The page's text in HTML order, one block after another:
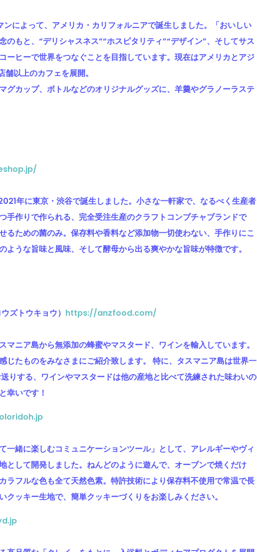
によって、アメリカ・カリフォルニアで誕生しました。「おいしい
のもと、“デリシャスネス”“ホスピタリティ”“デザイン”、そしてサス
ーヒーで世界をつなぐことを目指しています。現在はアメリカとアジ
以上のカフェを展開。
グカップ、ボトルなどのオリジナルグッズに、羊羹やグラノーラステ
に東京・渋谷で誕生しました。小さな一軒家で、なるべく生産者
手作りで作られる、完全受注生産のクラフトコンブチャブランドで
るための菌のみ。保存料や香料など添加物一切使わない、手作りにこ
うな旨味と風味、そして酵母から出る爽やかな旨味が特徴です。
ズトウキョウ） https://anzfood.com/
ニア島から無添加の蜂蜜やマスタード、ワインを輸入しています。
じたものをみなさまにご紹介致します。 特に、タスマニア島は世界一
りする、ワインやマスタードは他の産地と比べて洗練された味わいの
幸いです！
一緒に楽しむコミュニケーションツール」として、アレルギーやヴィ
として開発しました。ねんどのように遊んで、オーブンで焼くだけ
ラフルな色も全て天然色素。特許技術により保存料不使用で常温で長
ッキー生地で、簡単クッキーづくりをお楽しみください。